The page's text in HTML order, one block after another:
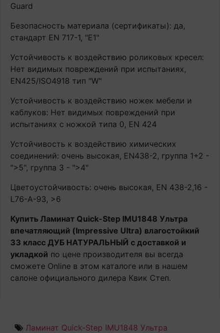
Guard
Безопасность материала (сертификаты): да,
стандарт EN 717-1, "E1"
Устойчивость к воздействию роликовых кресел:
Нет видимых повреждений при испытаниях,
EN425/ISO4918 тип "W"
Устойчивость к воздействию ножек мебели и
каблуков: Нет видимых повреждений при
испытаниях с ножкой типа 0, EN 424
Устойчивость к воздействию химических
соединений: очень высокая, EN438-2, группа 1+2 -
">5", группа 3 - ">4"
Цветоустойчивость: очень высокая, EN 438-2,16 -
L76-A-93, >6
Купить Ламинат Quick-Step IMU1848 Ультра
впечатляющий (Impressive Ultra) влагостойкий
33 класс ДУБ НАТУРАЛЬНЫЙ с доставкой и
укладкой по цене производителя вы всегда
сможете Online в этом каталоге или в нашем
салоне официального дилера Квик Степ.
Ламинат Quick-Step IMU1848 Ультра